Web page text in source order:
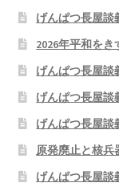
なぜ首都圏で
南海トラフ巨
2025.9.30 市
2026.5.3 原発
げんぱつ長屋談
2026年平和を
げんぱつ長屋
げんぱつ長屋
げんぱつ長屋
原発廃止と核兵
げんぱつ長屋